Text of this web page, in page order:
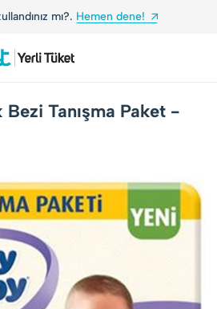
mı?. Hemen dene!
Tanışma Paket -